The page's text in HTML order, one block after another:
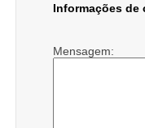
Informações de
Mensagem: